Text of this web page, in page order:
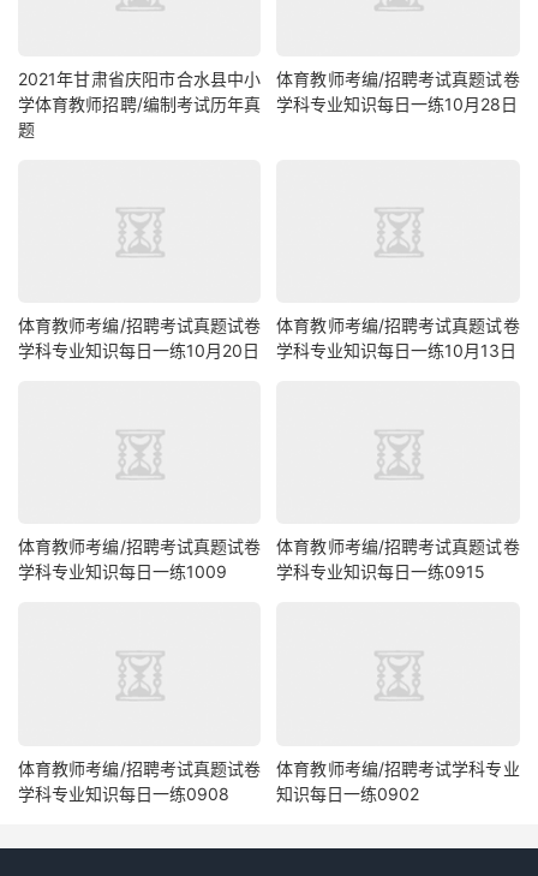
2021年甘肃省庆阳市合水县中小
学体育教师招聘/编制考试历年真
题
体育教师考编/招聘考试真题试卷
学科专业知识每日一练10月28日
体育教师考编/招聘考试真题试卷
学科专业知识每日一练10月20日
体育教师考编/招聘考试真题试卷
学科专业知识每日一练10月13日
体育教师考编/招聘考试真题试卷
学科专业知识每日一练1009
体育教师考编/招聘考试真题试卷
学科专业知识每日一练0915
体育教师考编/招聘考试真题试卷
学科专业知识每日一练0908
体育教师考编/招聘考试学科专业
知识每日一练0902